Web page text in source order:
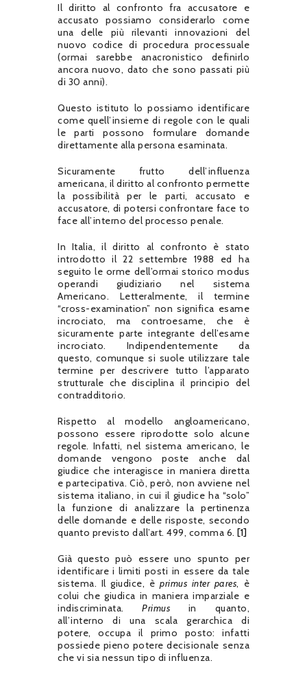
Il diritto al confronto fra accusatore e
accusato possiamo considerarlo come
una delle più rilevanti innovazioni del
nuovo codice di procedura processuale
(ormai sarebbe anacronistico definirlo
ancora nuovo, dato che sono passati più
di 30 anni).
Questo istituto lo possiamo identificare
come quell’insieme di regole con le quali
le parti possono formulare domande
direttamente alla persona esaminata.
Sicuramente frutto dell’influenza
americana, il diritto al confronto permette
la possibilità per le parti, accusato e
accusatore, di potersi confrontare face to
face all’interno del processo penale.
In Italia, il diritto al confronto è stato
introdotto il 22 settembre 1988 ed ha
seguito le orme dell’ormai storico modus
operandi giudiziario nel sistema
Americano. Letteralmente, il termine
“cross-examination” non significa esame
incrociato, ma controesame, che è
sicuramente parte integrante dell’esame
incrociato. Indipendentemente da
questo, comunque si suole utilizzare tale
termine per descrivere tutto l’apparato
strutturale che disciplina il principio del
contradditorio.
Rispetto al modello angloamericano,
possono essere riprodotte solo alcune
regole. Infatti, nel sistema americano, le
domande vengono poste anche dal
giudice che interagisce in maniera diretta
e partecipativa. Ciò, però, non avviene nel
sistema italiano, in cui il giudice ha “solo”
la funzione di analizzare la pertinenza
delle domande e delle risposte, secondo
quanto previsto dall’art. 499, comma 6. [1]
Già questo può essere uno spunto per
identificare i limiti posti in essere da tale
sistema. Il giudice, èprimus inter pares, è
colui che giudica in maniera imparziale e
indiscriminata.Primus in quanto,
all’interno di una scala gerarchica di
potere, occupa il primo posto: infatti
possiede pieno potere decisionale senza
che vi sia nessun tipo di influenza.